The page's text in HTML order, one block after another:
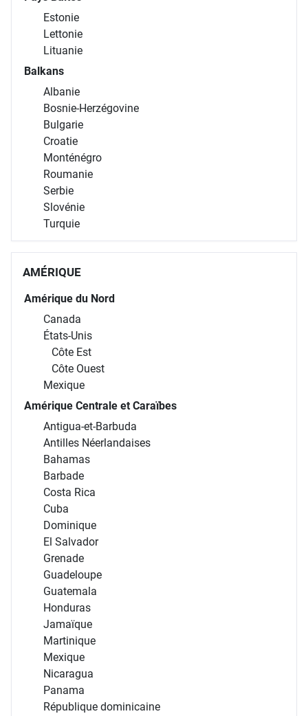
Estonie
Lettonie
Lituanie
Balkans
Albanie
Bosnie-Herzégovine
Bulgarie
Croatie
Monténégro
Roumanie
Serbie
Slovénie
Turquie
AMÉRIQUE
Amérique du Nord
Canada
États-Unis
Côte Est
Côte Ouest
Mexique
Amérique Centrale et Caraïbes
Antigua-et-Barbuda
Antilles Néerlandaises
Bahamas
Barbade
Costa Rica
Cuba
Dominique
El Salvador
Grenade
Guadeloupe
Guatemala
Honduras
Jamaïque
Martinique
Mexique
Nicaragua
Panama
République dominicaine